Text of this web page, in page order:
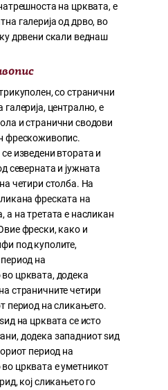
на црквата, е
галерија од дрво, во
дрвени скали веднаш
со странични
централно, е
и странични сводови
фрескоживопис.
изведени втората и
северната и јужната
четири столба. На
фреската на
а на третата е насликан
фрески, како и
под куполите,
на
црквата, додека
страничните четири
период на сликањето.
на црквата се исто
додека западниот ѕид
период на
црквата е уметникот
кој сликањето го